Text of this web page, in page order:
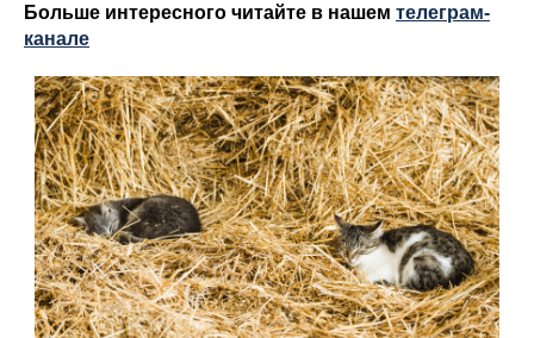
Больше интересного читайте в нашем телеграм-
канале